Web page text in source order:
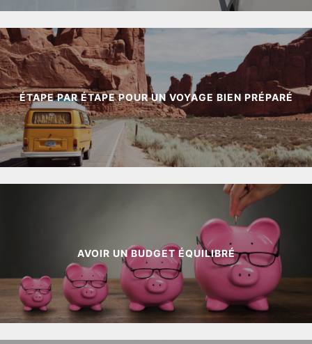
ÉTAPE PAR ÉTAPE POUR UN VOYAGE BIEN PRÉPARÉ
AVOIR UN BUDGET ÉQUILIBRÉ